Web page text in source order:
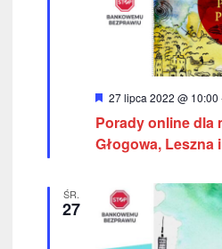
W
r
ó
ż
o
n
e
27 lipca 2022 @ 10:00
Porady online dla
Głogowa, Leszna
ŚR.
27